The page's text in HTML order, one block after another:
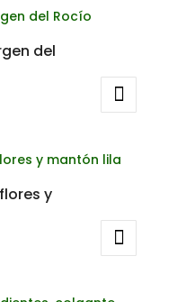
del
y